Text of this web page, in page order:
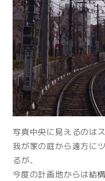
写真中央に見えるのは
我が家の庭から遠方に
るが、
今度の計画地からは結